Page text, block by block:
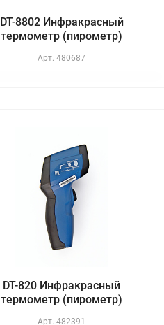
DT-8802 Инфракрасный
термометр (пирометр)
Арт.480687
DT-820 Инфракрасный
термометр (пирометр)
Арт.482391